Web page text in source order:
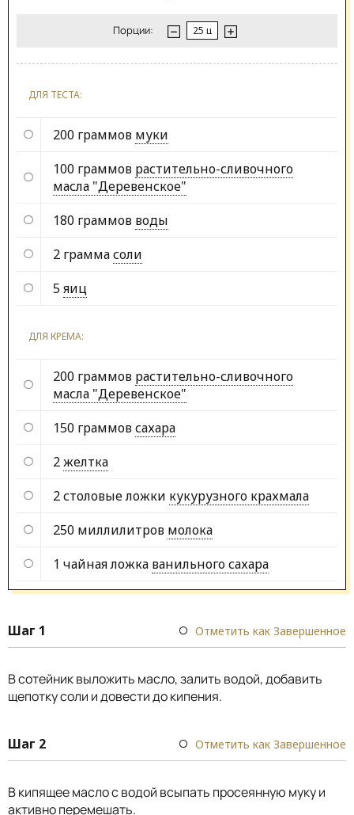
Порции:
ДЛЯ ТЕСТА:
200 граммов муки
100 граммов растительно-сливочного
масла "Деревенское"
180 граммов воды
2 граммасоли
5яиц
ДЛЯ КРЕМА:
200 граммов растительно-сливочного
масла "Деревенское"
150 граммовсахара
2желтка
2 столовые ложки кукурузного крахмала
250 миллилитров молока
1 чайная ложка ванильного сахара
Шаг 1 Отметить как Завершенное
В сотейник выложить масло, залить водой, добавить
щепотку соли и довести до кипения.
Шаг 2 Отметить как Завершенное
В кипящее масло с водой всыпать просеянную муку и
активно перемешать.